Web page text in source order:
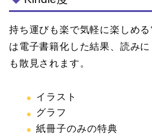
持ち運びも楽で気軽に楽しめ
は電子書籍化した結果、読み
も散見されます。
イラスト
グラフ
紙冊子のみの特典